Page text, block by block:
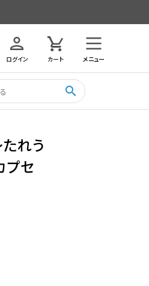
ログイン カート メニュー
search
れう
プセ